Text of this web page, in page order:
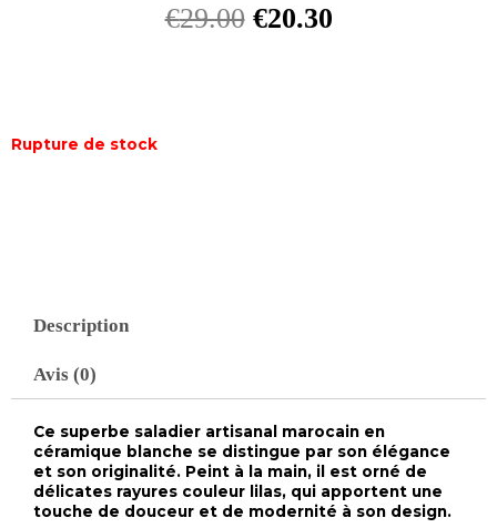
€29.00 €20.30
Rupture de stock
Description
Avis (0)
Ce superbe saladier artisanal marocain en
céramique blanche se distingue par son élégance
et son originalité. Peint à la main, il est orné de
délicates rayures couleur lilas, qui apportent une
touche de douceur et de modernité à son design.